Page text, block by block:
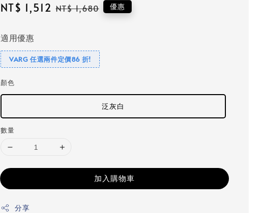
Sale
NT$ 1,512 Regular
NT$ 1,680 優惠
適用優惠
VARG 任選兩件定價86 折!
顏色
泛灰白
數量
加入購物車
分享